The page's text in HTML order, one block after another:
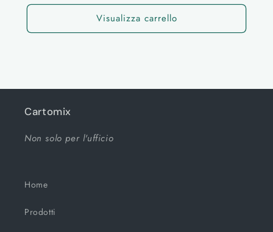
Visualizza carrello
Cartomix
Non solo per l'ufficio
Home
Prodotti